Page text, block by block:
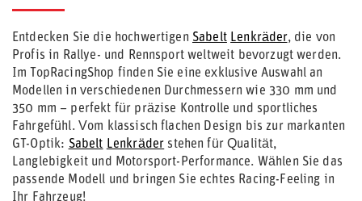
Entdecken Sie die hochwertigen Sabelt Lenkräder, die von
Profis in Rallye- und Rennsport weltweit bevorzugt werden.
Im TopRacingShop finden Sie eine exklusive Auswahl an
Modellen in verschiedenen Durchmessern wie 330 mm und
350 mm – perfekt für präzise Kontrolle und sportliches
Fahrgefühl. Vom klassisch flachen Design bis zur markanten
GT-Optik: Sabelt Lenkräder stehen für Qualität,
Langlebigkeit und Motorsport-Performance. Wählen Sie das
passende Modell und bringen Sie echtes Racing-Feeling in
Ihr Fahrzeug!